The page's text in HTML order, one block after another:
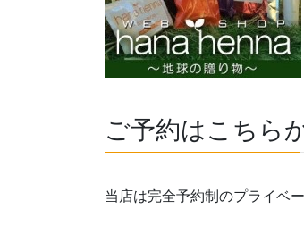
ご予約はこちら
当店は完全予約制のプライベ